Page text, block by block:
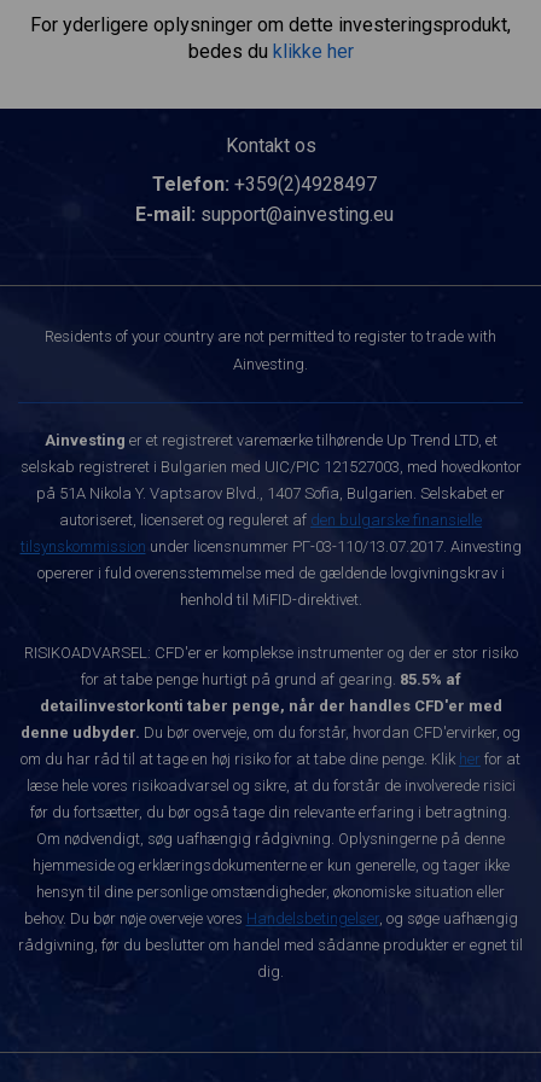
For yderligere oplysninger om dette investeringsprodukt,
bedes du klikke her
Kontakt os
Telefon: +359(2)4928497
E-mail: support@ainvesting.eu
Residents of your country are not permitted to register to trade with
Ainvesting.
Ainvesting er et registreret varemærke tilhørende Up Trend LTD, et
selskab registreret i Bulgarien med UIC/PIC 121527003, med hovedkontor
på 51A Nikola Y. Vaptsarov Blvd., 1407 Sofia, Bulgarien. Selskabet er
autoriseret, licenseret og reguleret af den bulgarske finansielle
tilsynskommission under licensnummer РГ-03-110/13.07.2017. Ainvesting
opererer i fuld overensstemmelse med de gældende lovgivningskrav i
henhold til MiFID-direktivet.
RISIKOADVARSEL: CFD'er er komplekse instrumenter og der er stor risiko
for at tabe penge hurtigt på grund af gearing. 85.5% af
detailinvestorkonti taber penge, når der handles CFD'er med
denne udbyder. Du bør overveje, om du forstår, hvordan CFD'ervirker, og
om du har råd til at tage en høj risiko for at tabe dine penge. Klik her for at
læse hele vores risikoadvarsel og sikre, at du forstår de involverede risici
før du fortsætter, du bør også tage din relevante erfaring i betragtning.
Om nødvendigt, søg uafhængig rådgivning. Oplysningerne på denne
hjemmeside og erklæringsdokumenterne er kun generelle, og tager ikke
hensyn til dine personlige omstændigheder, økonomiske situation eller
behov. Du bør nøje overveje vores Handelsbetingelser, og søge uafhængig
rådgivning, før du beslutter om handel med sådanne produkter er egnet til
dig.